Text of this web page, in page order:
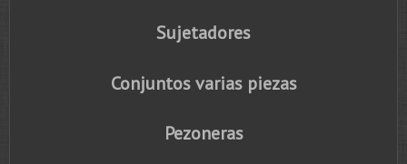
Sujetadores
Conjuntos varias piezas
Pezoneras